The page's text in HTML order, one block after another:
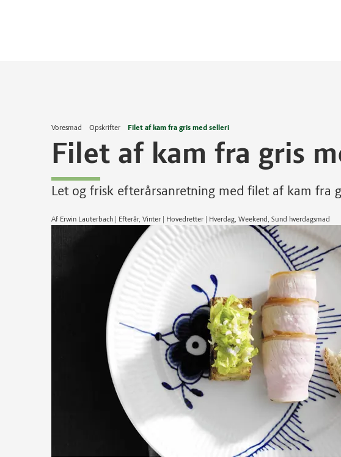
Voresmad Opskrifter Filet af kam fra gris med selleri
Filet af kam fra gris
Let og frisk efterårsanretning med filet af kam fra
Af Erwin Lauterbach | Efterår, Vinter | Hovedretter | Hverdag, Weekend, Sund hverdagsmad